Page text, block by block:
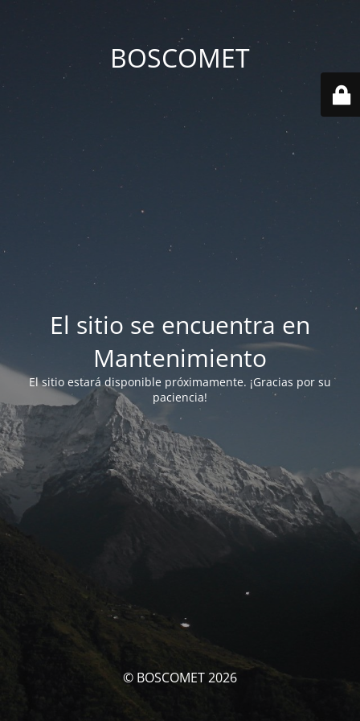
BOSCOMET
El sitio se encuentra en
Mantenimiento
El sitio estará disponible próximamente. ¡Gracias por su
paciencia!
© BOSCOMET 2026